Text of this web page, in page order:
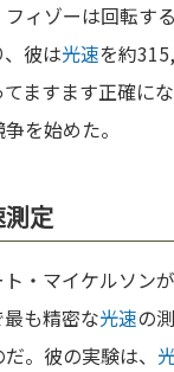
ィゾーは回転す
彼は光速を約
ますます正確に
を始めた。
定
・マイケルソン
も精密な光速の
。彼の実験は、